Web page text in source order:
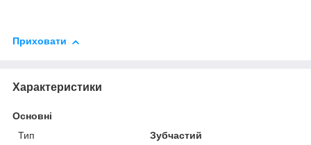
Приховати
Характеристики
Основні
Тип
Зубчастий